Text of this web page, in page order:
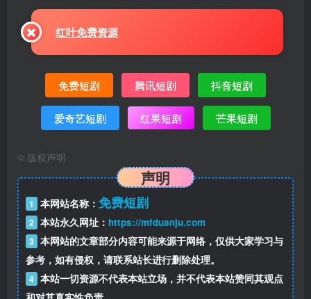
红叶免费资源
免费短剧 腾讯短剧 抖音短剧
爱奇艺短剧 红果短剧 芒果短剧
© 版权声明
声明
1 本网站名称： 免费短剧
2 本站永久网址： https://mfduanju.com
3 本网站的文章部分内容可能来源于网络，仅供大家学习与
参考，如有侵权，请联系站长进行删除处理。
4 本站一切资源不代表本站立场，并不代表本站赞同其观点